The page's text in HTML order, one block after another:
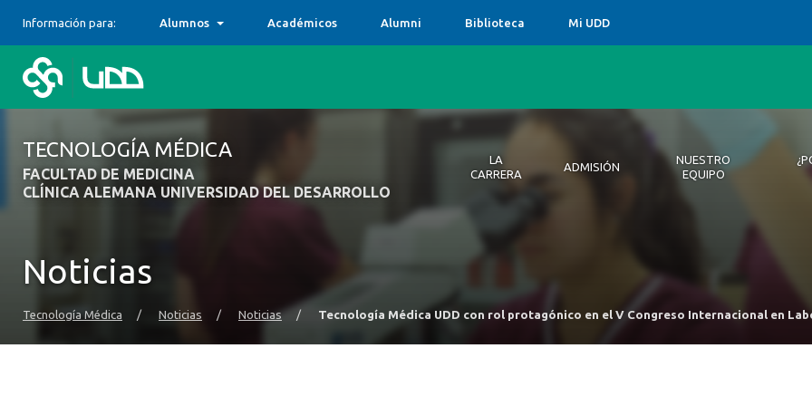
TECNOLOGÍA MÉDICA
FACULTAD DE MEDICINA
CLÍNICA ALEMANA UNIVERSIDAD DEL DESARROLLO
Información para: Alumnos Académicos Alumni Biblioteca Mi UDD
LA
CARRERA
ADMISIÓN
NUESTRO
EQUIPO
Noticias
Tecnología Médica / Noticias / Noticias / Tecnología Médica UDD con rol protagónico en el V Congreso Internacional en